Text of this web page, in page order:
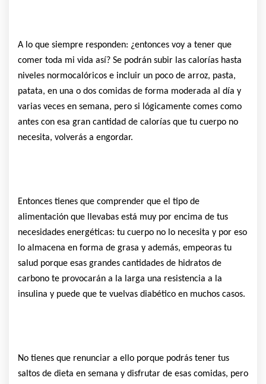
A lo que siempre responden: ¿entonces voy a tener que
comer toda mi vida así? Se podrán subir las calorías hasta
niveles normocalóricos e incluir un poco de arroz, pasta,
patata, en una o dos comidas de forma moderada al día y
varias veces en semana, pero si lógicamente comes como
antes con esa gran cantidad de calorías que tu cuerpo no
necesita, volverás a engordar.
Entonces tienes que comprender que el tipo de
alimentación que llevabas está muy por encima de tus
necesidades energéticas: tu cuerpo no lo necesita y por eso
lo almacena en forma de grasa y además, empeoras tu
salud porque esas grandes cantidades de hidratos de
carbono te provocarán a la larga una resistencia a la
insulina y puede que te vuelvas diabético en muchos casos.
No tienes que renunciar a ello porque podrás tener tus
saltos de dieta en semana y disfrutar de esas comidas, pero